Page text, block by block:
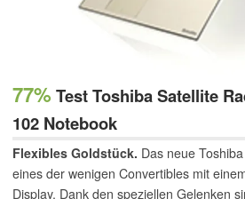
77% Test Toshiba Satellite
102 Notebook
Flexibles Goldstück. Das neue
eines der wenigen Convertibles mit
Display. Dank den speziellen Gelenken